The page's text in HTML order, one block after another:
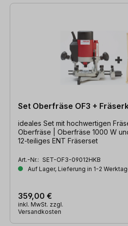
Set Oberfräse OF3 +
ideales Set mit hochwertigen
Oberfräse | Oberfräse 1000 W
12-teiliges ENT Fräserset
Art.-Nr.: SET-OF3-09012HKB
Auf Lager, Lieferung in 1-2
359,00 €
inkl. MwSt. zzgl.
Versandkosten